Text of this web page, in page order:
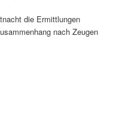
die Ermittlungen
nach Zeugen